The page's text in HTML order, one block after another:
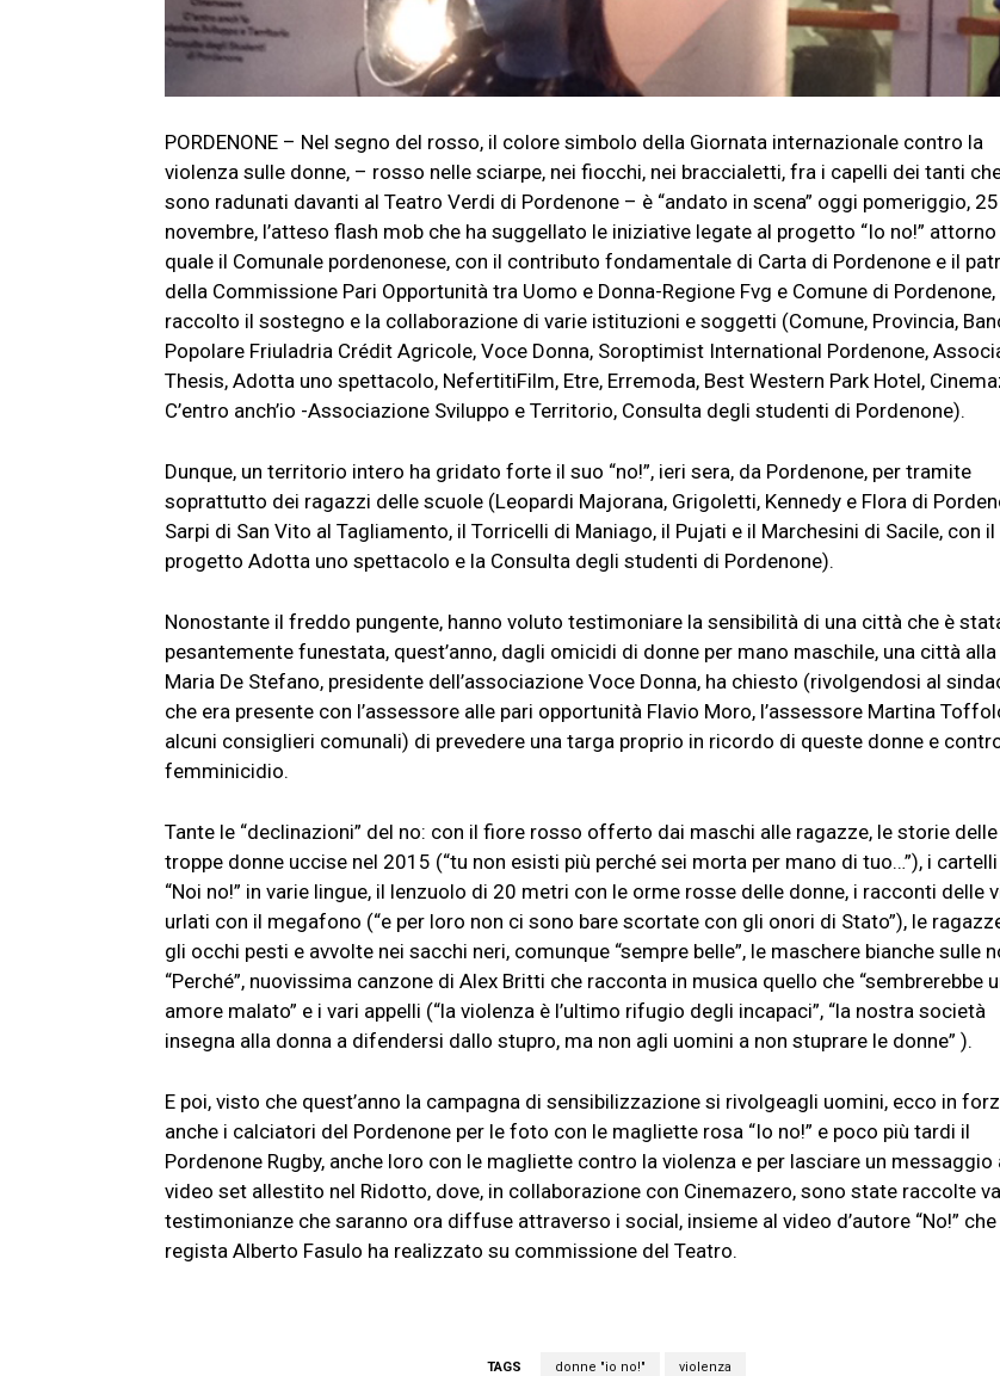
PORDENONE – Nel segno del rosso, il colore simbolo della Giornata internazionale contro la
violenza sulle donne, – rosso nelle sciarpe, nei fiocchi, nei braccialetti, fra i capelli dei tanti
sono radunati davanti al Teatro Verdi di Pordenone – è “andato in scena” oggi pomeriggio, 25
novembre, l’atteso flash mob che ha suggellato le iniziative legate al progetto “Io no!” attorno
quale il Comunale pordenonese, con il contributo fondamentale di Carta di Pordenone e il
della Commissione Pari Opportunità tra Uomo e Donna-Regione Fvg e Comune di Pordenone,
raccolto il sostegno e la collaborazione di varie istituzioni e soggetti (Comune, Provincia,
Popolare Friuladria Crédit Agricole, Voce Donna, Soroptimist International Pordenone,
Thesis, Adotta uno spettacolo, NefertitiFilm, Etre, Erremoda, Best Western Park Hotel,
C’entro anch’io -Associazione Sviluppo e Territorio, Consulta degli studenti di Pordenone).
Dunque, un territorio intero ha gridato forte il suo “no!”, ieri sera, da Pordenone, per tramite
soprattutto dei ragazzi delle scuole (Leopardi Majorana, Grigoletti, Kennedy e Flora di
Sarpi di San Vito al Tagliamento, il Torricelli di Maniago, il Pujati e il Marchesini di Sacile, con il
progetto Adotta uno spettacolo e la Consulta degli studenti di Pordenone).
Nonostante il freddo pungente, hanno voluto testimoniare la sensibilità di una città che è
pesantemente funestata, quest’anno, dagli omicidi di donne per mano maschile, una città
Maria De Stefano, presidente dell’associazione Voce Donna, ha chiesto (rivolgendosi al
che era presente con l’assessore alle pari opportunità Flavio Moro, l’assessore Martina
alcuni consiglieri comunali) di prevedere una targa proprio in ricordo di queste donne e
femminicidio.
Tante le “declinazioni” del no: con il fiore rosso offerto dai maschi alle ragazze, le storie
troppe donne uccise nel 2015 (“tu non esisti più perché sei morta per mano di tuo…”), i
“Noi no!” in varie lingue, il lenzuolo di 20 metri con le orme rosse delle donne, i racconti delle
urlati con il megafono (“e per loro non ci sono bare scortate con gli onori di Stato”), le
gli occhi pesti e avvolte nei sacchi neri, comunque “sempre belle”, le maschere bianche sulle
“Perché”, nuovissima canzone di Alex Britti che racconta in musica quello che “sembrerebbe
amore malato” e i vari appelli (“la violenza è l’ultimo rifugio degli incapaci”, “la nostra società
insegna alla donna a difendersi dallo stupro, ma non agli uomini a non stuprare le donne” ).
E poi, visto che quest’anno la campagna di sensibilizzazione si rivolgeagli uomini, ecco in
anche i calciatori del Pordenone per le foto con le magliette rosa “Io no!” e poco più tardi il
Pordenone Rugby, anche loro con le magliette contro la violenza e per lasciare un messaggio
video set allestito nel Ridotto, dove, in collaborazione con Cinemazero, sono state raccolte
testimonianze che saranno ora diffuse attraverso i social, insieme al video d’autore “No!” che
regista Alberto Fasulo ha realizzato su commissione del Teatro.
TAGS donne "io no!" violenza